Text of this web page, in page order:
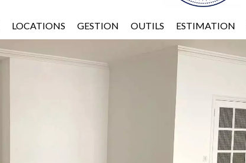
LOCATIONS GESTION OUTILS ESTIMATION